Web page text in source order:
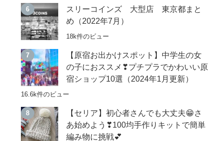
スリーコインズ 大型店 東京都まと
め（2022年7月）
18k件のビュー
【原宿お出かけスポット】中学生の女
の子におススメ❣プチプラでかわいい原
宿ショップ10選（2024年1月更新）
16.6k件のビュー
【セリア】初心者さんでも大丈夫😁さ
あ始めよう❣100均手作りキットで簡単
編み物に挑戦💕